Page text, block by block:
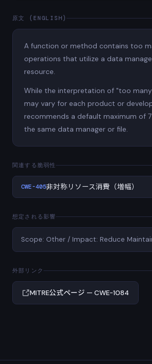
原文 (ENGLISH)
A function or method contains too
operations that utilize a data
resource.
While the interpretation of "too
may vary for each product or
recommends a default maximum of
the same data manager or file.
関連する脆弱性
CWE-405非対称リソース消費（増幅）
想定される影響
Scope: Other / Impact: Reduce
外部リンク
MITRE公式ページ — CWE-1084